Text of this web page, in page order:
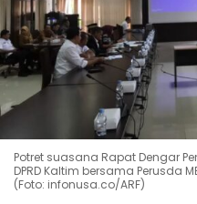
Potret suasana Rapat Dengar
DPRD Kaltim bersama Perusda
(Foto: infonusa.co/ARF)